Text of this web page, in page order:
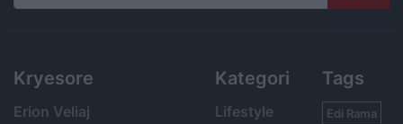
Search
Kryesore
Erion Veliaj
Kategori
Lifestyle
Tags
Edi Rama